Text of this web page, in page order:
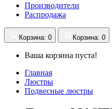
Производители
Распродажа
Корзина: 0 Корзина: 0
Ваша корзина пуста!
Главная
Люстры
Подвесные люстры